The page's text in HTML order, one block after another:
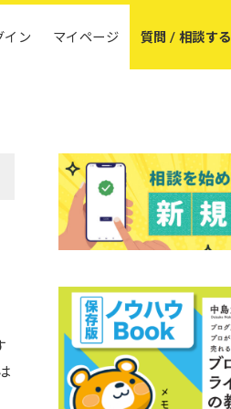
イン マイページ 質問 / 相談する